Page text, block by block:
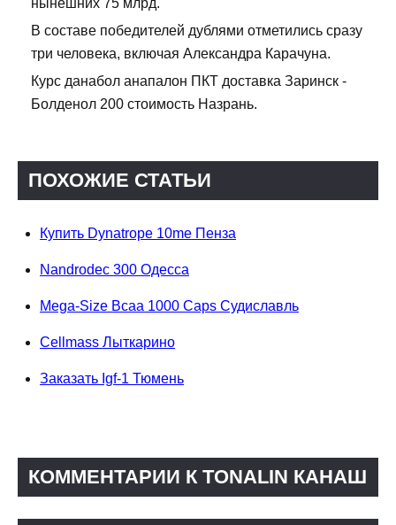
нынешних 75 млрд.
В составе победителей дублями отметились сразу
три человека, включая Александра Карачуна.
Курс данабол анапалон ПКТ доставка Заринск -
Болденол 200 стоимость Назрань.
ПОХОЖИЕ СТАТЬИ
Купить Dynatrope 10me Пенза
Nandrodec 300 Одесса
Mega-Size Bcaa 1000 Caps Судиславль
Cellmass Лыткарино
Заказать Igf-1 Тюмень
КОММЕНТАРИИ К TONALIN КАНАШ